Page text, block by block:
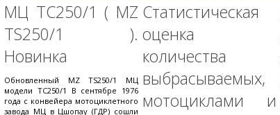
МЦ ТС250/1 ( MZ
TS250/1 ).
Новинка
Обновленный MZ TS250/1 МЦ
модели ТС250/1 В сентябре 1976
года с конвейера мотоциклетного
завода МЦ в Цшопау (ГДР) сошли
Статистическая
оценка
количества
выбрасываемых,
мотоциклами и